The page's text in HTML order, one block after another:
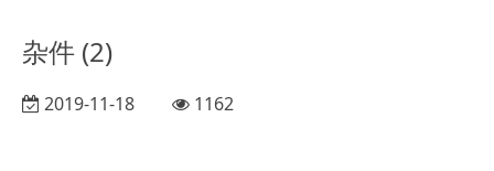
杂件 (2)
2019-11-18 1162